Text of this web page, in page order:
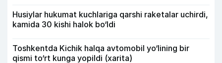
Husiylar hukumat kuchlariga qarshi raketalar uchirdi,
kamida 30 kishi halok bo‘ldi
Toshkentda Kichik halqa avtomobil yo‘lining bir
qismi to‘rt kunga yopildi (xarita)